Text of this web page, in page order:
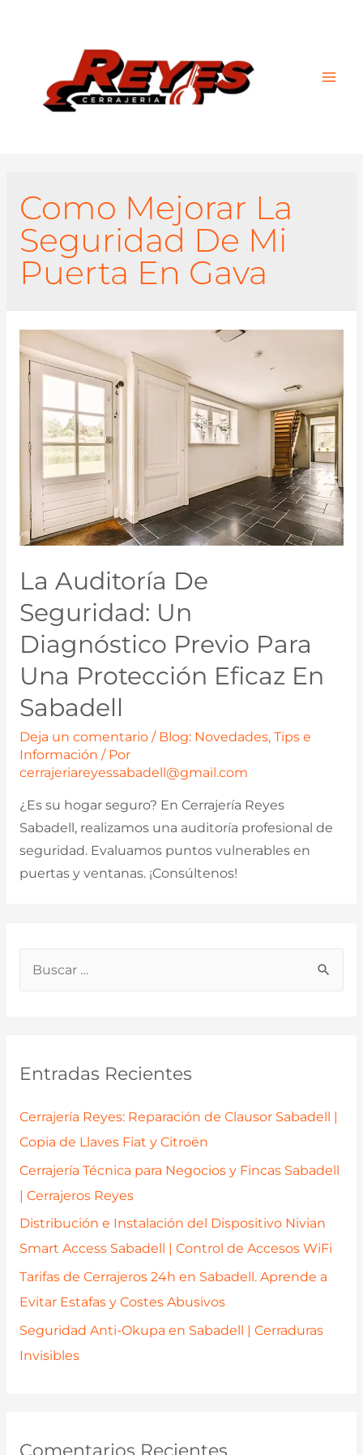
p
o
Entradas Recientes
Cerrajería Reyes: Reparación de Clausor Sabadell |
Copia de Llaves Fiat y Citroën
Cerrajería Técnica para Negocios y Fincas Sabadell
| Cerrajeros Reyes
Distribución e Instalación del Dispositivo Nivian
Smart Access Sabadell | Control de Accesos WiFi
Tarifas de Cerrajeros 24h en Sabadell. Aprende a
Evitar Estafas y Costes Abusivos
Seguridad Anti-Okupa en Sabadell | Cerraduras
Invisibles
Comentarios Recientes
Como Mejorar La
Seguridad De Mi
Puerta En Gava
La Auditoría De
Seguridad: Un
Diagnóstico Previo Para
Una Protección Eficaz En
Sabadell
Deja un comentario / Blog: Novedades, Tips e
Información / Por
cerrajeriareyessabadell@gmail.com
¿Es su hogar seguro? En Cerrajería Reyes
Sabadell, realizamos una auditoría profesional de
seguridad. Evaluamos puntos vulnerables en
puertas y ventanas. ¡Consúltenos!